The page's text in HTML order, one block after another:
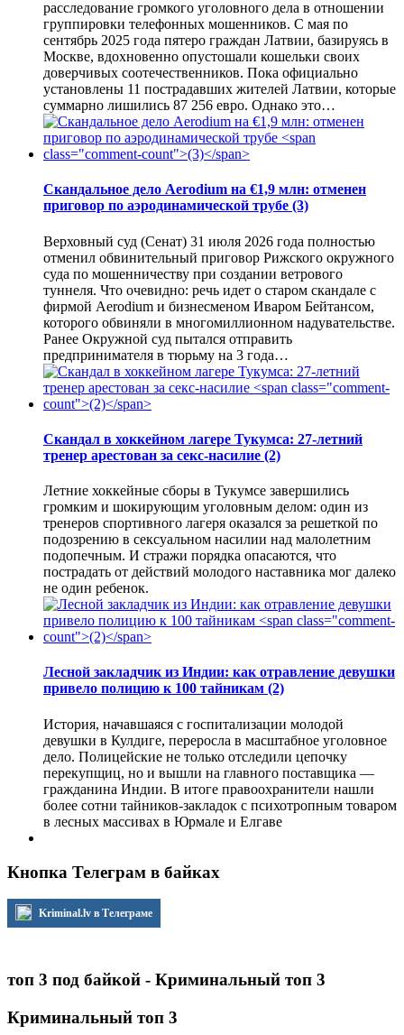
расследование громкого уголовного дела в отношении
группировки телефонных мошенников. С мая по
сентябрь 2025 года пятеро граждан Латвии, базируясь в
Москве, вдохновенно опустошали кошельки своих
доверчивых соотечественников. Пока официально
установлены 11 пострадавших жителей Латвии, которые
суммарно лишились 87 256 евро. Однако это…
Скандальное дело Aerodium на €1,9 млн: отменен
приговор по аэродинамической трубе (3)
Верховный суд (Сенат) 31 июля 2026 года полностью
отменил обвинительный приговор Рижского окружного
суда по мошенничеству при создании ветрового
туннеля. Что очевидно: речь идет о старом скандале с
фирмой Aerodium и бизнесменом Иваром Бейтансом,
которого обвиняли в многомиллионном надувательстве.
Ранее Окружной суд пытался отправить
предпринимателя в тюрьму на 3 года…
Скандал в хоккейном лагере Тукумса: 27-летний
тренер арестован за секс-насилие (2)
Летние хоккейные сборы в Тукумсе завершились
громким и шокирующим уголовным делом: один из
тренеров спортивного лагеря оказался за решеткой по
подозрению в сексуальном насилии над малолетним
подопечным. И стражи порядка опасаются, что
пострадать от действий молодого наставника мог далеко
не один ребенок.
Лесной закладчик из Индии: как отравление девушки
привело полицию к 100 тайникам (2)
История, начавшаяся с госпитализации молодой
девушки в Кулдиге, переросла в масштабное уголовное
дело. Полицейские не только отследили цепочку
перекупщиц, но и вышли на главного поставщика —
гражданина Индии. В итоге правоохранители нашли
более сотни тайников-закладок с психотропным товаром
в лесных массивах в Юрмале и Елгаве
Кнопка Телеграм в байках
Kriminal.lv в Телеграме
топ 3 под байкой - Криминальный топ 3
Криминальный топ 3